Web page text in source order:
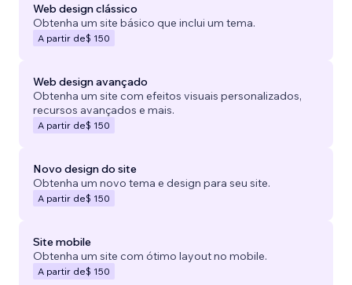
Web design clássico
Obtenha um site básico que inclui um tema.
A partir de$ 150
Web design avançado
Obtenha um site com efeitos visuais personalizados,
recursos avançados e mais.
A partir de$ 150
Novo design do site
Obtenha um novo tema e design para seu site.
A partir de$ 150
Site mobile
Obtenha um site com ótimo layout no mobile.
A partir de$ 150